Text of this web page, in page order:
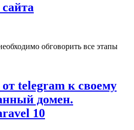
обговорить все этапы
telegram к своему
домен.
10